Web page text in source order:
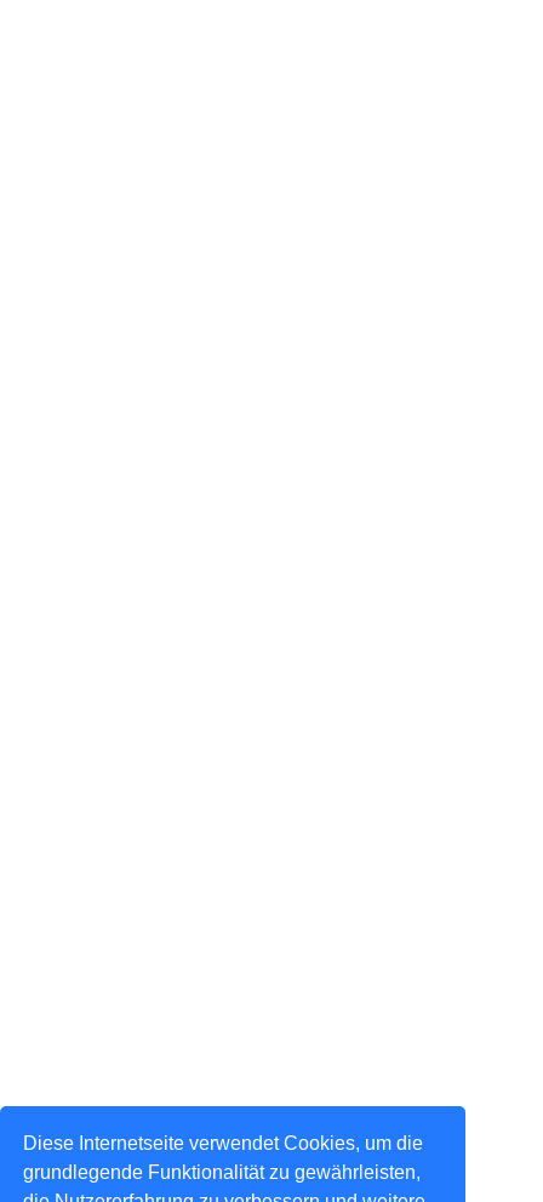
Diese Internetseite verwendet Cookies, um die
grundlegende Funktionalität zu gewährleisten,